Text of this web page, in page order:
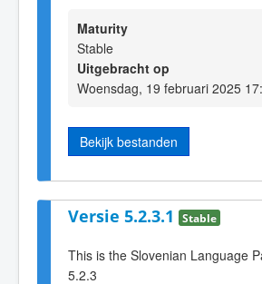
Maturity
Stable
Uitgebracht op
Woensdag, 19 februari 2025
Bekijk bestanden
Versie 5.2.3.1 Stable
This is the Slovenian Language
5.2.3